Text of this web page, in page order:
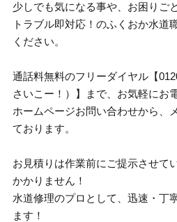
少しでも気になる事や、お困りご
トラブル即対応！のふくおか水道
ください。
通話料無料のフリーダイヤル【
さいこー！）】まで、お気軽にお
ホームページお問い合わせから、
ております。
お見積りは作業前にご提示させて
かかりません！
水道修理のプロとして、迅速・丁
ます！